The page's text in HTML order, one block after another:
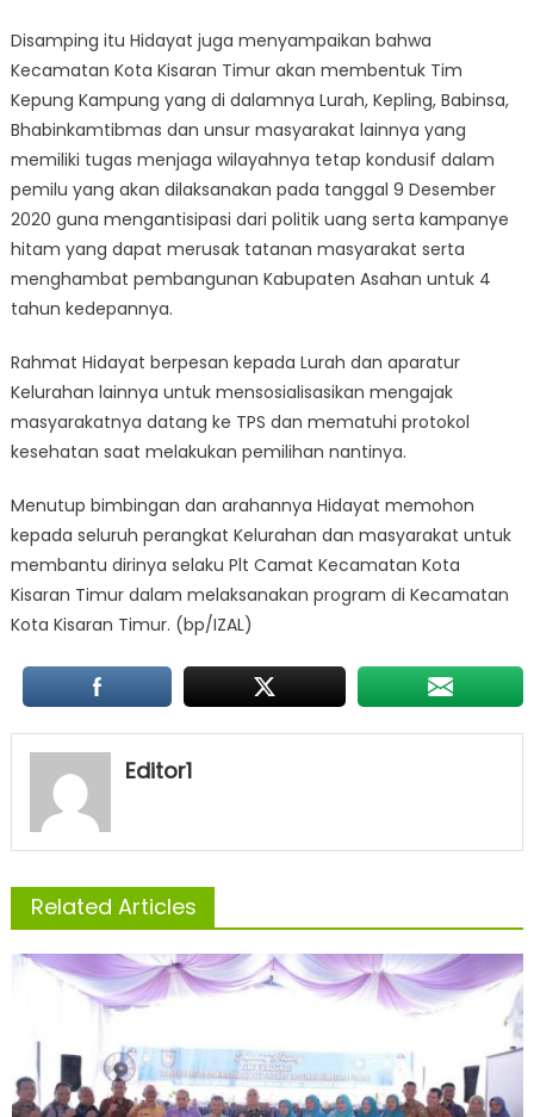
Disamping itu Hidayat juga menyampaikan bahwa
Kecamatan Kota Kisaran Timur akan membentuk Tim
Kepung Kampung yang di dalamnya Lurah, Kepling, Babinsa,
Bhabinkamtibmas dan unsur masyarakat lainnya yang
memiliki tugas menjaga wilayahnya tetap kondusif dalam
pemilu yang akan dilaksanakan pada tanggal 9 Desember
2020 guna mengantisipasi dari politik uang serta kampanye
hitam yang dapat merusak tatanan masyarakat serta
menghambat pembangunan Kabupaten Asahan untuk 4
tahun kedepannya.
Rahmat Hidayat berpesan kepada Lurah dan aparatur
Kelurahan lainnya untuk mensosialisasikan mengajak
masyarakatnya datang ke TPS dan mematuhi protokol
kesehatan saat melakukan pemilihan nantinya.
Menutup bimbingan dan arahannya Hidayat memohon
kepada seluruh perangkat Kelurahan dan masyarakat untuk
membantu dirinya selaku Plt Camat Kecamatan Kota
Kisaran Timur dalam melaksanakan program di Kecamatan
Kota Kisaran Timur. (bp/IZAL)
Editor1
Related Articles